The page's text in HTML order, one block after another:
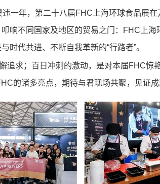
违一年，第二十八届FHC上海环球食品展
响不同国家及地区的贸易之门：FHC上
时代共进、不断自我革新的“行路者”。
追求；百日冲刺的激动，是对本届FHC惊
的诸多亮点，期待与君现场共聚，见证成